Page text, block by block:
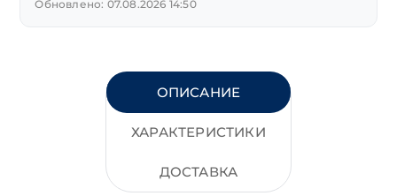
Обновлено: 07.08.2026 14:50
ОПИСАНИЕ
ХАРАКТЕРИСТИКИ
ДОСТАВКА